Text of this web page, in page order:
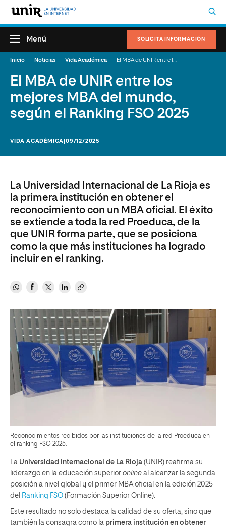
SOLICITA INFORMACIÓN
Menú
Inicio Noticias Vida Académica
El MBA de UNIR entre los
mejores MBA del mundo,
según el Ranking FSO 2025
VIDA ACADÉMICA |09/12/2025
La Universidad Internacional de La Rioja es
la primera institución en obtener el
reconocimiento con un MBA oficial. El éxito
se extiende a toda la red Proeduca, de la
que UNIR forma parte, que se posiciona
como la que más instituciones ha logrado
incluir en el ranking.
Reconocimientos recibidos por las instituciones de la red Proeduca en
el ranking FSO 2025.
La Universidad Internacional de La Rioja (UNIR) reafirma su
liderazgo en la educación superior online al alcanzar la segunda
posición a nivel global y el primer MBA oficial en la edición 2025
del Ranking FSO (Formación Superior Online).
Este resultado no solo destaca la calidad de su oferta, sino que
también la consagra como la primera institución en obtener